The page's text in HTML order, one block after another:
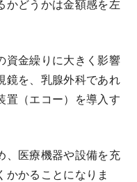
かどうかは金額感を左
資金繰りに大きく影響
鏡を、乳腺外科であれ
置（エコー）を導入す
、医療機器や設備を充
かかることになりま